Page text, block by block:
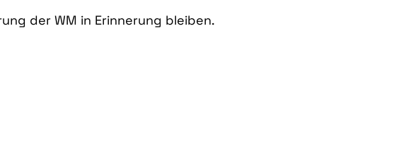
der WM in Erinnerung bleiben.